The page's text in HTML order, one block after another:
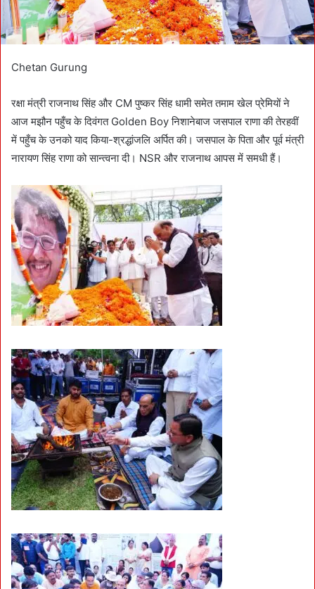
Chetan Gurung
रक्षा मंत्री राजनाथ सिंह और CM पुष्कर सिंह धामी समेत तमाम खेल प्रेमियों ने
आज मझौन पहुँच के दिवंगत Golden Boy निशानेबाज जसपाल राणा की तेरहवीं
में पहुँच के उनको याद किया-श्रद्धांजलि अर्पित की। जसपाल के पिता और पूर्व मंत्री
नारायण सिंह राणा को सान्त्वना दी। NSR और राजनाथ आपस में समधी हैं।